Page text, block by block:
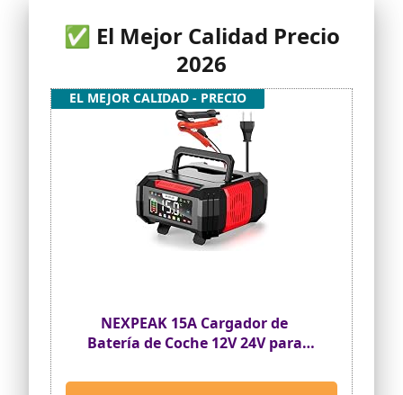
✅ El Mejor Calidad Precio
2026
NEXPEAK 15A Cargador de
Batería de Coche 12V 24V para
EL MEJOR CALIDAD - PRECIO